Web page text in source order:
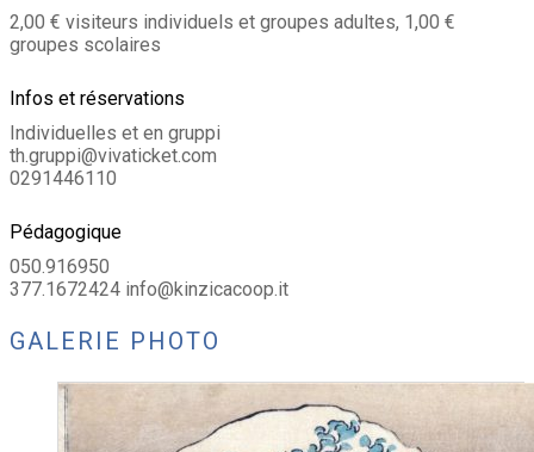
2,00 € visiteurs individuels et groupes adultes, 1,00 €
groupes scolaires
Infos et réservations
Individuelles et en gruppi
th.gruppi@vivaticket.com
0291446110
Pédagogique
050.916950
377.1672424 info@kinzicacoop.it
GALERIE PHOTO